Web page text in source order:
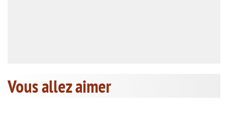
Vous allez aimer